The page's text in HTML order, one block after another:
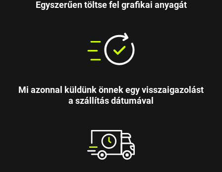
Egyszerűen töltse fel grafikai anyagát
Mi azonnal küldünk önnek egy visszaigazolást
a szállítás dátumával